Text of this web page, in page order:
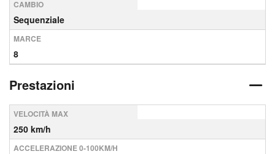
CAMBIO
Sequenziale
MARCE
8
Prestazioni
VELOCITÀ MAX
250 km/h
ACCELERAZIONE 0-100KM/H